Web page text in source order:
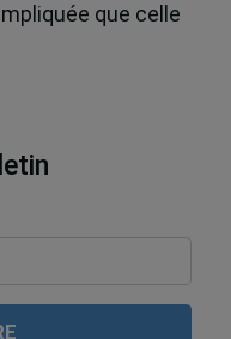
que celle